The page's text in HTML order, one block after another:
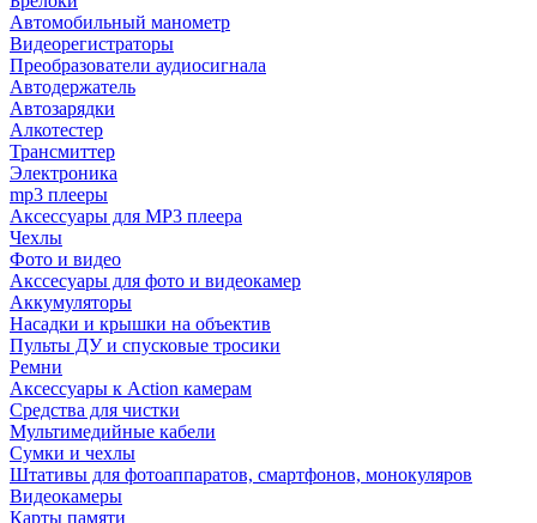
Автомобильный манометр
Видеорегистраторы
Преобразователи аудиосигнала
Автодержатель
Автозарядки
Алкотестер
Трансмиттер
Электроника
mp3 плееры
Аксессуары для MP3 плеера
Чехлы
Фото и видео
Акссесуары для фото и видеокамер
Аккумуляторы
Насадки и крышки на объектив
Пульты ДУ и спусковые тросики
Ремни
Аксессуары к Action камерам
Средства для чистки
Мультимедийные кабели
Сумки и чехлы
Штативы для фотоаппаратов, смартфонов, монокуляров
Видеокамеры
Карты памяти